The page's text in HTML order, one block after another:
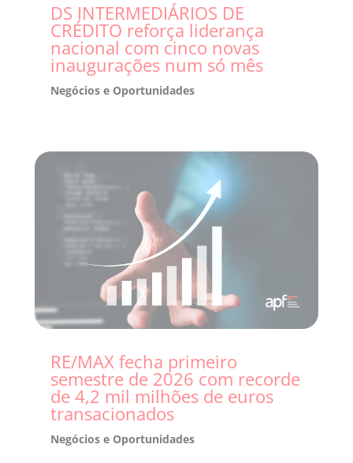
DS INTERMEDIÁRIOS DE
CRÉDITO reforça liderança
nacional com cinco novas
inaugurações num só mês
Negócios e Oportunidades
RE/MAX fecha primeiro
semestre de 2026 com recorde
de 4,2 mil milhões de euros
transacionados
Negócios e Oportunidades